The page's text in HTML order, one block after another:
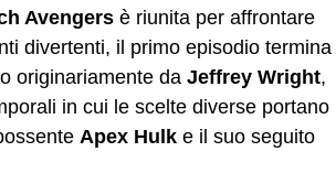
Avengers è riunita per affrontare
divertenti, il primo episodio termina
originariamente da Jeffrey Wright,
in cui le scelte diverse portano
Apex Hulk e il suo seguito